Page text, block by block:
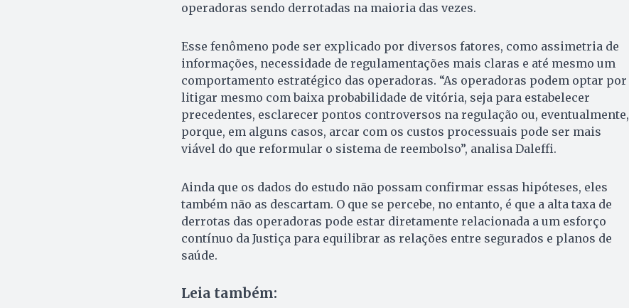
operadoras sendo derrotadas na maioria das vezes.
Esse fenômeno pode ser explicado por diversos fatores, como assimetria de
informações, necessidade de regulamentações mais claras e até mesmo um
comportamento estratégico das operadoras. “As operadoras podem optar por
litigar mesmo com baixa probabilidade de vitória, seja para estabelecer
precedentes, esclarecer pontos controversos na regulação ou, eventualmente,
porque, em alguns casos, arcar com os custos processuais pode ser mais
viável do que reformular o sistema de reembolso”, analisa Daleffi.
Ainda que os dados do estudo não possam confirmar essas hipóteses, eles
também não as descartam. O que se percebe, no entanto, é que a alta taxa de
derrotas das operadoras pode estar diretamente relacionada a um esforço
contínuo da Justiça para equilibrar as relações entre segurados e planos de
saúde.
Leia também: